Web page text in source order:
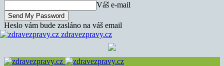
Váš e-mail
Heslo vám bude zasláno na váš email
zdravezpravy.cz